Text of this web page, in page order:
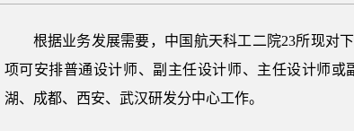
根据业务发展需要，中国航天科工二院23所现对
项可安排普通设计师、副主任设计师、主任设计师
湖、成都、西安、武汉研发分中心工作。